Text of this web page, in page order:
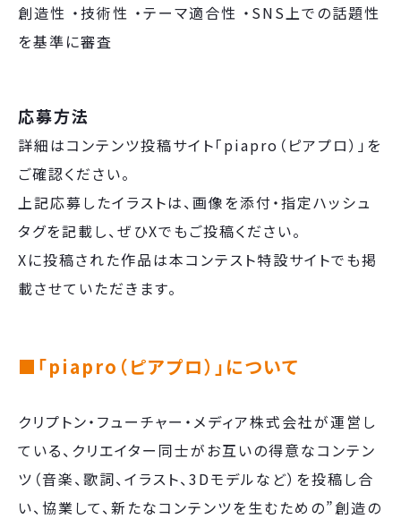
創造性 ・技術性 ・テーマ適合性 ・SNS上での話題性
を基準に審査
応募⽅法
詳細はコンテンツ投稿サイト「piapro（ピアプロ）」を
ご確認ください。
上記応募したイラストは、画像を添付・指定ハッシュ
タグを記載し、ぜひXでもご投稿ください。
Xに投稿された作品は本コンテスト特設サイトでも掲
載させていただきます。
■「piapro（ピアプロ）」について
クリプトン・フューチャー・メディア株式会社が運営し
ている、クリエイター同⼠がお互いの得意なコンテン
ツ（⾳楽、歌詞、イラスト、3Dモデルなど）を投稿し合
い、協業して、新たなコンテンツを⽣むための”創造の